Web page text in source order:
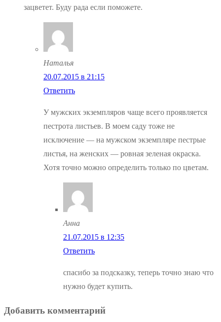
зацветет. Буду рада если поможете.
Наталья
20.07.2015 в 21:15
Ответить
У мужских экземпляров чаще всего проявляется
пестрота листьев. В моем саду тоже не
исключение — на мужском экземпляре пестрые
листья, на женских — ровная зеленая окраска.
Хотя точно можно определить только по цветам.
Анна
21.07.2015 в 12:35
Ответить
спасибо за подсказку, теперь точно знаю что
нужно будет купить.
Добавить комментарий